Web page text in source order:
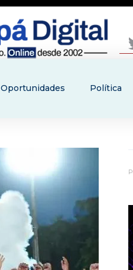
Oportunidades Política